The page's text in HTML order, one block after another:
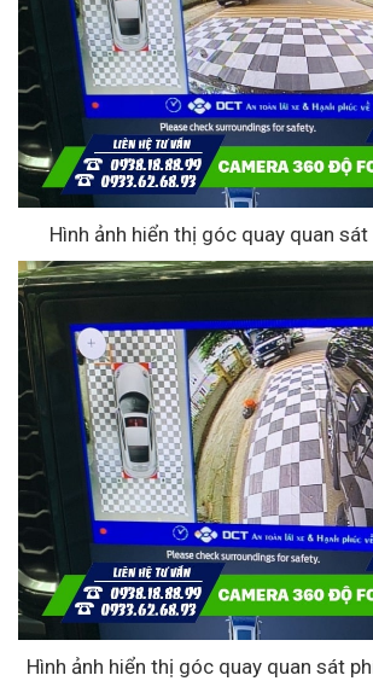
Hình ảnh hiển thị góc quay quan
Hình ảnh hiển thị góc quay quan sát